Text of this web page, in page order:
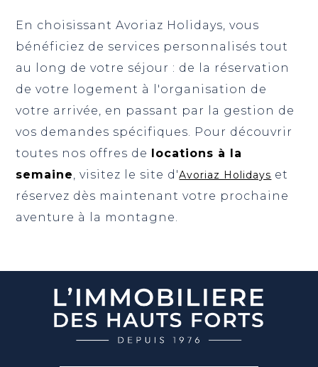
En choisissant Avoriaz Holidays, vous
bénéficiez de services personnalisés tout
au long de votre séjour : de la réservation
de votre logement à l'organisation de
votre arrivée, en passant par la gestion de
vos demandes spécifiques. Pour découvrir
toutes nos offres de locations à la
semaine, visitez le site d'Avoriaz Holidays et
réservez dès maintenant votre prochaine
aventure à la montagne.